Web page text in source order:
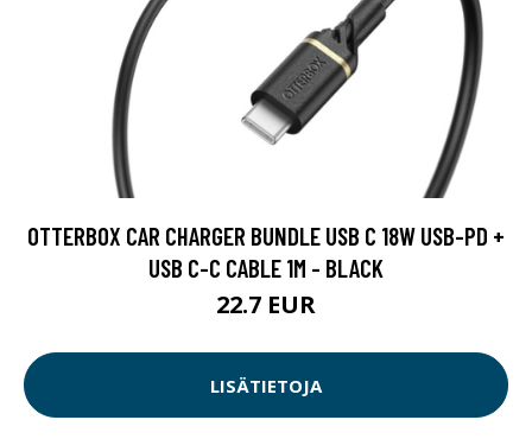
OTTERBOX CAR CHARGER BUNDLE USB C 18W USB-PD +
USB C-C CABLE 1M - BLACK
22.7 EUR
LISÄTIETOJA